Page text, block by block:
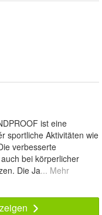
ist eine
sportliche Aktivitäten wie
verbesserte
bei körperlicher
Die Ja... Mehr